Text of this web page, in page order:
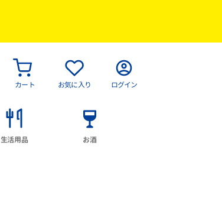
カート お気に入り ログイン
生活用品 お酒